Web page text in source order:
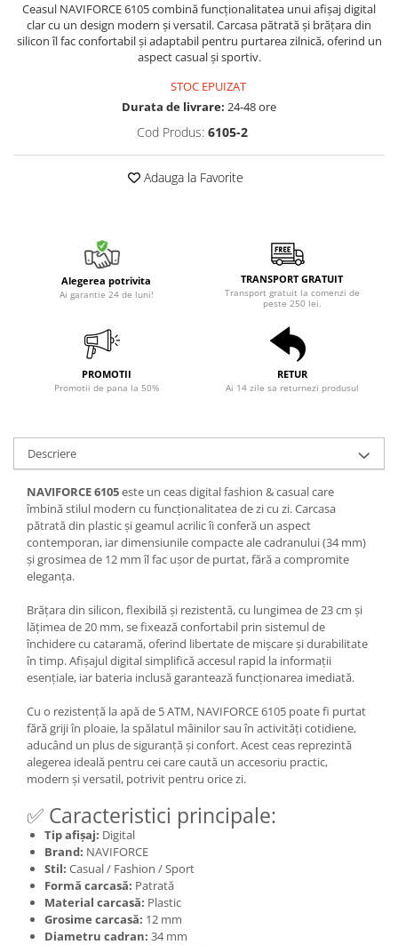
Ceasul NAVIFORCE 6105 combină funcționalitatea unui afișaj digital
clar cu un design modern și versatil. Carcasa pătrată și brățara din
silicon îl fac confortabil și adaptabil pentru purtarea zilnică, oferind un
aspect casual și sportiv.
STOC EPUIZAT
Durata de livrare: 24-48 ore
Cod Produs: 6105-2
Adauga la Favorite
Alegerea potrivita
Ai garantie 24 de luni!
TRANSPORT GRATUIT
Transport gratuit la comenzi de
peste 250 lei.
PROMOTII
Promotii de pana la 50%
RETUR
Ai 14 zile sa returnezi produsul
Descriere
NAVIFORCE 6105este un ceas digital fashion & casual care
îmbină stilul modern cu funcționalitatea de zi cu zi. Carcasa
pătrată din plastic și geamul acrilic îi conferă un aspect
contemporan, iar dimensiunile compacte ale cadranului (34 mm)
și grosimea de 12 mm îl fac ușor de purtat, fără a compromite
eleganța.
Brățara din silicon, flexibilă și rezistentă, cu lungimea de 23 cm și
lățimea de 20 mm, se fixează confortabil prin sistemul de
închidere cu cataramă, oferind libertate de mișcare și durabilitate
în timp. Afișajul digital simplifică accesul rapid la informații
esențiale, iar bateria inclusă garantează funcționarea imediată.
Cu o rezistență la apă de 5 ATM, NAVIFORCE 6105 poate fi purtat
fără griji în ploaie, la spălatul mâinilor sau în activități cotidiene,
aducând un plus de siguranță și confort. Acest ceas reprezintă
alegerea ideală pentru cei care caută un accesoriu practic,
modern și versatil, potrivit pentru orice zi.
✅ Caracteristici principale:
Tip afișaj: Digital
Brand: NAVIFORCE
Stil: Casual / Fashion / Sport
Formă carcasă: Patrată
Material carcasă: Plastic
Grosime carcasă: 12 mm
Diametru cadran: 34 mm